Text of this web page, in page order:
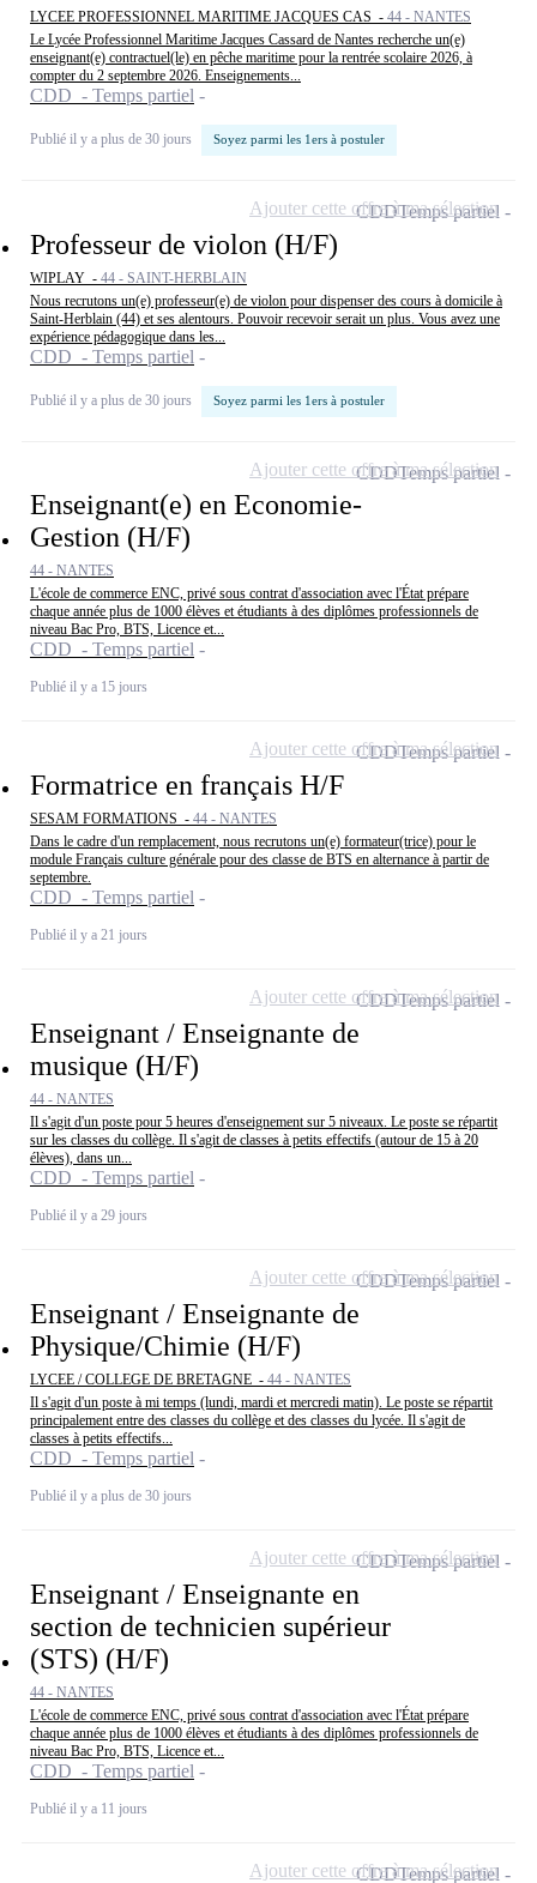
LYCEE PROFESSIONNEL MARITIME JACQUES CAS - 44 - NANTES
Le Lycée Professionnel Maritime Jacques Cassard de Nantes recherche un(e)
enseignant(e) contractuel(le) en pêche maritime pour la rentrée scolaire 2026, à
compter du 2 septembre 2026. Enseignements...
CDD - Temps partiel
Publié il y a plus de 30 jours Soyez parmi les 1ers à postuler
Professeur de violon (H/F)
WIPLAY - 44 - SAINT-HERBLAIN
Nous recrutons un(e) professeur(e) de violon pour dispenser des cours à domicile à
Saint-Herblain (44) et ses alentours. Pouvoir recevoir serait un plus. Vous avez une
expérience pédagogique dans les...
CDD - Temps partiel
Publié il y a plus de 30 jours Soyez parmi les 1ers à postuler
CDDTemps partiel
Ajouter cette offre à ma sélection
Enseignant(e) en Economie-
Gestion (H/F)
44 - NANTES
L'école de commerce ENC, privé sous contrat d'association avec l'État prépare
chaque année plus de 1000 élèves et étudiants à des diplômes professionnels de
niveau Bac Pro, BTS, Licence et...
CDD - Temps partiel
Publié il y a 15 jours
CDDTemps partiel
Ajouter cette offre à ma sélection
Formatrice en français H/F
SESAM FORMATIONS - 44 - NANTES
Dans le cadre d'un remplacement, nous recrutons un(e) formateur(trice) pour le
module Français culture générale pour des classe de BTS en alternance à partir de
septembre.
CDD - Temps partiel
Publié il y a 21 jours
CDDTemps partiel
Ajouter cette offre à ma sélection
Enseignant / Enseignante de
musique (H/F)
44 - NANTES
Il s'agit d'un poste pour 5 heures d'enseignement sur 5 niveaux. Le poste se répartit
sur les classes du collège. Il s'agit de classes à petits effectifs (autour de 15 à 20
élèves), dans un...
CDD - Temps partiel
Publié il y a 29 jours
CDDTemps partiel
Ajouter cette offre à ma sélection
Enseignant / Enseignante de
Physique/Chimie (H/F)
LYCEE / COLLEGE DE BRETAGNE - 44 - NANTES
Il s'agit d'un poste à mi temps (lundi, mardi et mercredi matin). Le poste se répartit
principalement entre des classes du collège et des classes du lycée. Il s'agit de
classes à petits effectifs...
CDD - Temps partiel
Publié il y a plus de 30 jours
CDDTemps partiel
Ajouter cette offre à ma sélection
Enseignant / Enseignante en
section de technicien supérieur
(STS) (H/F)
44 - NANTES
L'école de commerce ENC, privé sous contrat d'association avec l'État prépare
chaque année plus de 1000 élèves et étudiants à des diplômes professionnels de
niveau Bac Pro, BTS, Licence et...
CDD - Temps partiel
Publié il y a 11 jours
CDDTemps partiel
Ajouter cette offre à ma sélection
CDDTemps partiel
Ajouter cette offre à ma sélection